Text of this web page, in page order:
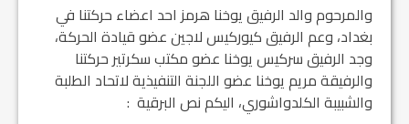
والمرحوم والد الرفيق يوخنا هرمز احد اعضاء حركتنا في
بغداد، وعم الرفيق كيوركيس لاجين عضو قيادة الحركة،
وجد الرفيق سركيس يوخنا عضو مكتب سكرتير حركتنا
والرفيقة مريم يوخنا عضو اللجنة التنفيذية لاتحاد الطلبة
والشبيبة الكلدواشوري، اليكم نص البرقية :